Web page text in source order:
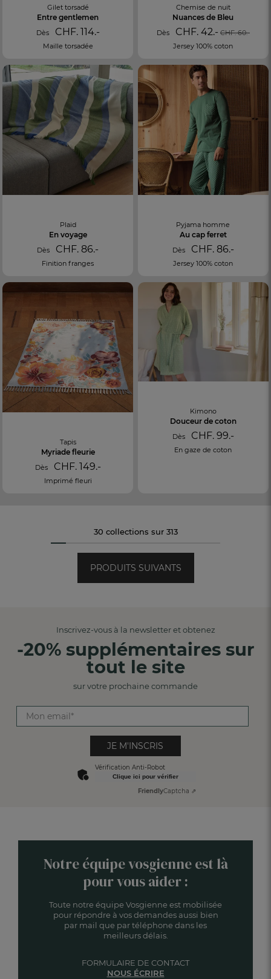
Gilet torsadé
Entre gentlemen
Dès CHF. 114.-
Maille torsadée
Chemise de nuit
Nuances de Bleu
Dès CHF. 42.- CHF. 60.-
Jersey 100% coton
Plaid
En voyage
Dès CHF. 86.-
Finition franges
Pyjama homme
Au cap ferret
Dès CHF. 86.-
Jersey 100% coton
Tapis
Myriade fleurie
Dès CHF. 149.-
Imprimé fleuri
Kimono
Douceur de coton
Dès CHF. 99.-
En gaze de coton
30 collections sur 313
PRODUITS SUIVANTS
Inscrivez-vous à la newsletter et obtenez
-20% supplémentaires sur
tout le site
sur votre prochaine commande
JE M'INSCRIS
Vérification Anti-Robot
Clique ici pour vérifier
FriendlyCaptcha ⇗
Notre équipe vosgienne est là
pour vous aider :
Toute notre équipe Vosgienne est mobilisée
pour répondre à vos demandes aussi bien
par mail que par téléphone dans les
meilleurs délais.
FORMULAIRE DE CONTACT
NOUS ÉCRIRE